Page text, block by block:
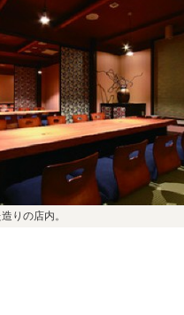
りの店内。